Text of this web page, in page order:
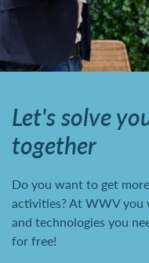
Let's solve
together
Do you want to get
activities? At WWV
and technologies you
for free!